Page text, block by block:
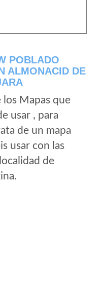
POBLADO
ALMONACID DE
los Mapas que
usar , para
de un mapa
usar con las
de